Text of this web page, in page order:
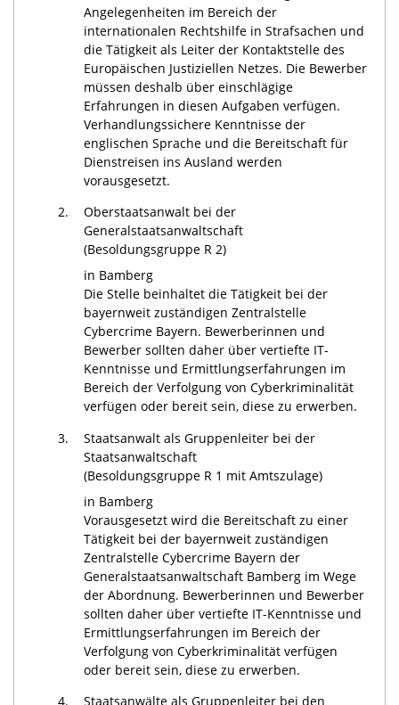
Angelegenheiten im Bereich der
internationalen Rechtshilfe in Strafsachen und
die Tätigkeit als Leiter der Kontaktstelle des
Europäischen Justiziellen Netzes. Die Bewerber
müssen deshalb über einschlägige
Erfahrungen in diesen Aufgaben verfügen.
Verhandlungssichere Kenntnisse der
englischen Sprache und die Bereitschaft für
Dienstreisen ins Ausland werden
vorausgesetzt.
2.
Oberstaatsanwalt bei der
Generalstaatsanwaltschaft
(Besoldungsgruppe R 2)
in Bamberg
Die Stelle beinhaltet die Tätigkeit bei der
bayernweit zuständigen Zentralstelle
Cybercrime Bayern. Bewerberinnen und
Bewerber sollten daher über vertiefte IT-
Kenntnisse und Ermittlungserfahrungen im
Bereich der Verfolgung von Cyberkriminalität
verfügen oder bereit sein, diese zu erwerben.
3.
Staatsanwalt als Gruppenleiter bei der
Staatsanwaltschaft
(Besoldungsgruppe R 1 mit Amtszulage)
in Bamberg
Vorausgesetzt wird die Bereitschaft zu einer
Tätigkeit bei der bayernweit zuständigen
Zentralstelle Cybercrime Bayern der
Generalstaatsanwaltschaft Bamberg im Wege
der Abordnung. Bewerberinnen und Bewerber
sollten daher über vertiefte IT-Kenntnisse und
Ermittlungserfahrungen im Bereich der
Verfolgung von Cyberkriminalität verfügen
oder bereit sein, diese zu erwerben.
4.
Staatsanwälte als Gruppenleiter bei den